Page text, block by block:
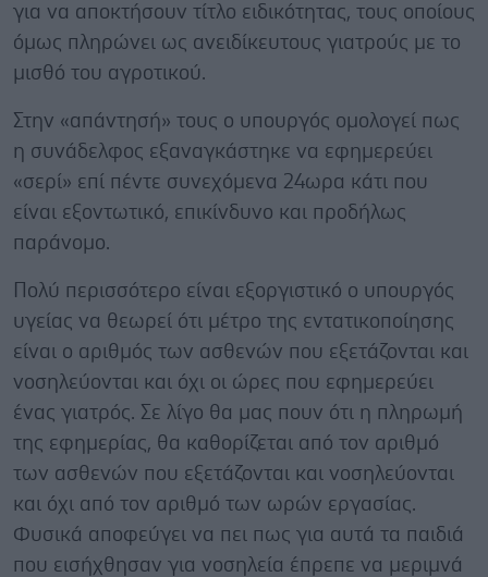
για να αποκτήσουν τίτλο ειδικότητας, τους οποίους
όμως πληρώνει ως ανειδίκευτους γιατρούς με το
μισθό του αγροτικού.
Στην «απάντησή» τους ο υπουργός ομολογεί πως
η συνάδελφος εξαναγκάστηκε να εφημερεύει
«σερί» επί πέντε συνεχόμενα 24ωρα κάτι που
είναι εξοντωτικό, επικίνδυνο και προδήλως
παράνομο.
Πολύ περισσότερο είναι εξοργιστικό ο υπουργός
υγείας να θεωρεί ότι μέτρο της εντατικοποίησης
είναι ο αριθμός των ασθενών που εξετάζονται και
νοσηλεύονται και όχι οι ώρες που εφημερεύει
ένας γιατρός. Σε λίγο θα μας πουν ότι η πληρωμή
της εφημερίας, θα καθορίζεται από τον αριθμό
των ασθενών που εξετάζονται και νοσηλεύονται
και όχι από τον αριθμό των ωρών εργασίας.
Φυσικά αποφεύγει να πει πως για αυτά τα παιδιά
που εισήχθησαν για νοσηλεία έπρεπε να μεριμνά